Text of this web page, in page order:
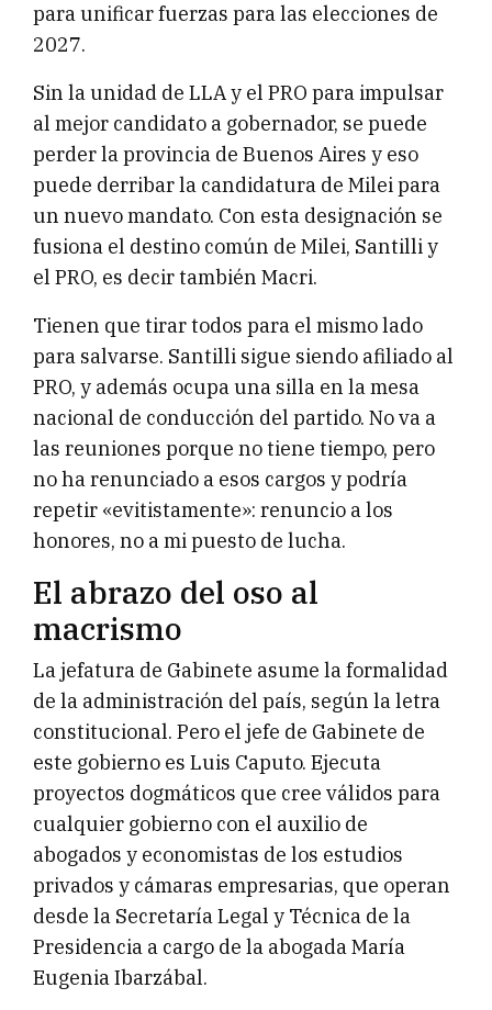
para unificar fuerzas para las elecciones de
2027.
Sin la unidad de LLA y el PRO para impulsar
al mejor candidato a gobernador, se puede
perder la provincia de Buenos Aires y eso
puede derribar la candidatura de Milei para
un nuevo mandato. Con esta designación se
fusiona el destino común de Milei, Santilli y
el PRO, es decir también Macri.
Tienen que tirar todos para el mismo lado
para salvarse. Santilli sigue siendo afiliado al
PRO, y además ocupa una silla en la mesa
nacional de conducción del partido. No va a
las reuniones porque no tiene tiempo, pero
no ha renunciado a esos cargos y podría
repetir «evitistamente»: renuncio a los
honores, no a mi puesto de lucha.
El abrazo del oso al
macrismo
La jefatura de Gabinete asume la formalidad
de la administración del país, según la letra
constitucional. Pero el jefe de Gabinete de
este gobierno es Luis Caputo. Ejecuta
proyectos dogmáticos que cree válidos para
cualquier gobierno con el auxilio de
abogados y economistas de los estudios
privados y cámaras empresarias, que operan
desde la Secretaría Legal y Técnica de la
Presidencia a cargo de la abogada María
Eugenia Ibarzábal.